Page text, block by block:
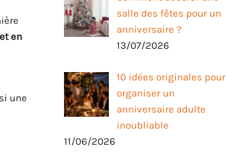
en
une
salle des fêtes pour un
anniversaire ?
13/07/2026
10 idées originales pour
organiser un
anniversaire adulte
inoubliable
11/06/2026